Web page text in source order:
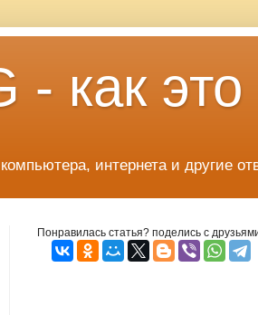
- как
интернета и другие
Понравилась статья? поделись с